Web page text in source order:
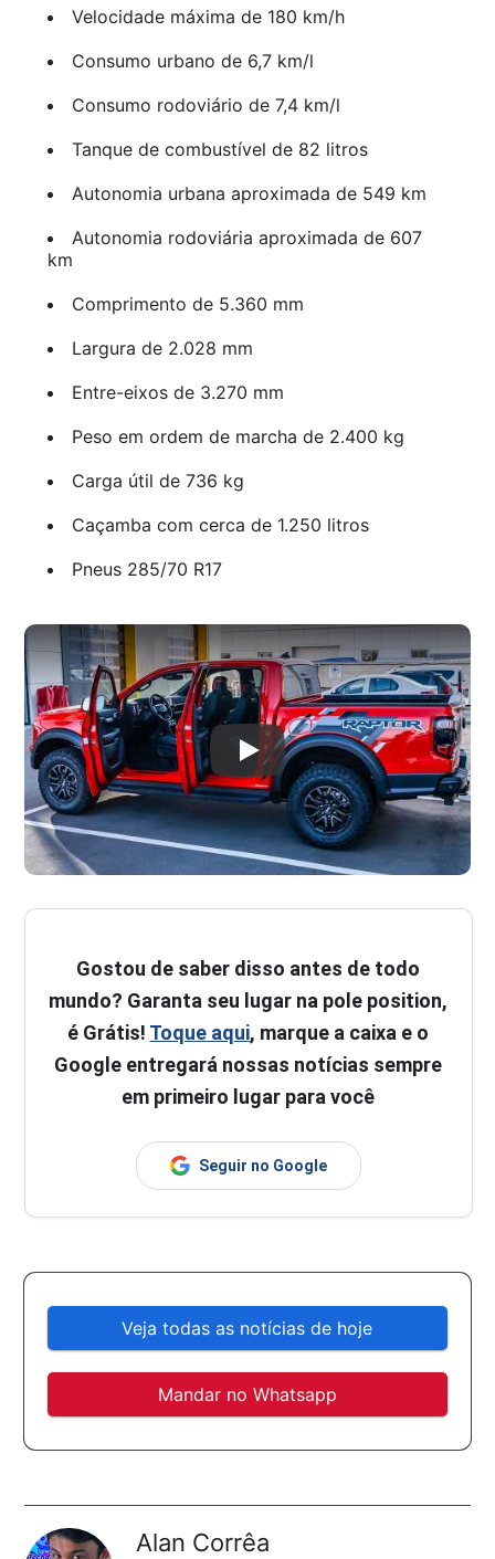
Velocidade máxima de 180 km/h
Consumo urbano de 6,7 km/l
Consumo rodoviário de 7,4 km/l
Tanque de combustível de 82 litros
Autonomia urbana aproximada de 549 km
Autonomia rodoviária aproximada de 607
km
Comprimento de 5.360 mm
Largura de 2.028 mm
Entre-eixos de 3.270 mm
Peso em ordem de marcha de 2.400 kg
Carga útil de 736 kg
Caçamba com cerca de 1.250 litros
Pneus 285/70 R17
Gostou de saber disso antes de todo
mundo? Garanta seu lugar na pole position,
é Grátis! Toque aqui, marque a caixa e o
Google entregará nossas notícias sempre
em primeiro lugar para você
Seguir no Google
Veja todas as notícias de hoje
Mandar no Whatsapp
Alan Corrêa